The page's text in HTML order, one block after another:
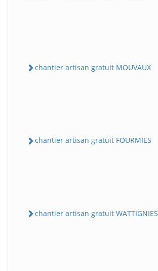
chantier artisan gratuit MOUVAUX
chantier artisan gratuit FOURMIES
chantier artisan gratuit WATTIGNIES